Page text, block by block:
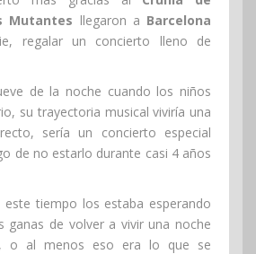
Mutantes llegaron a Barcelona
regalar un concierto lleno de
de la noche cuando los niños
su trayectoria musical viviría una
sería un concierto especial
de no estarlo durante casi 4 años
este tiempo los estaba esperando
ganas de volver a vivir una noche
o al menos eso era lo que se